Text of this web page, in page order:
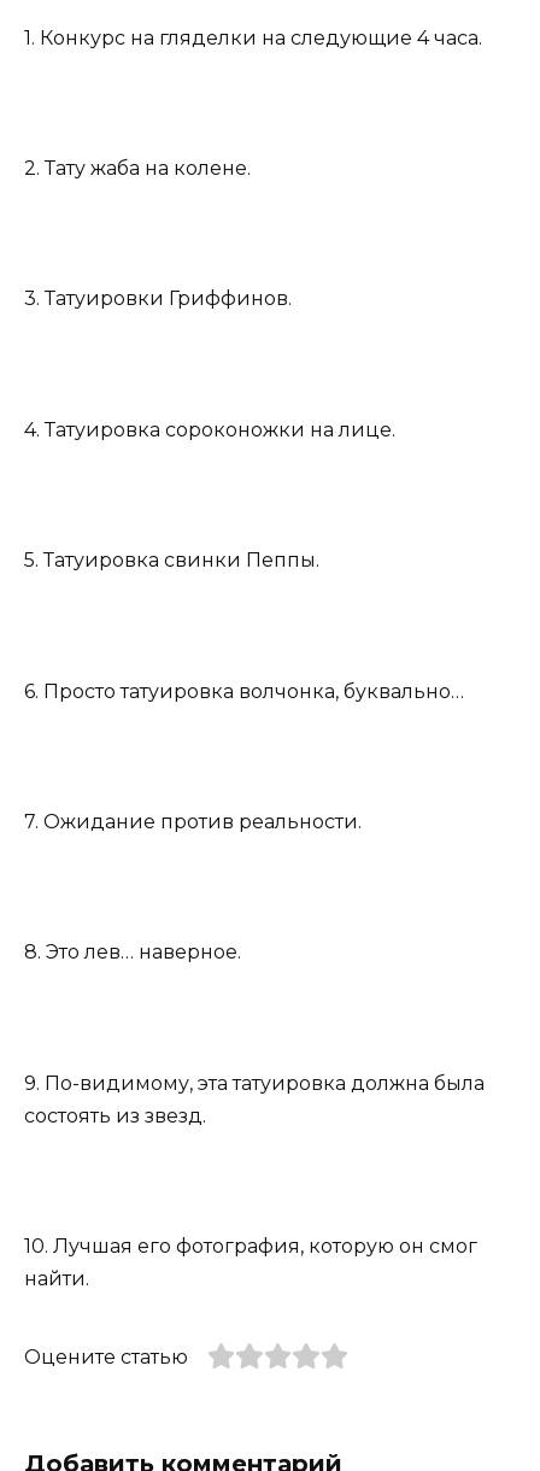
1. Конкурс на гляделки на следующие 4 часа.
2. Тату жаба на колене.
3. Татуировки Гриффинов.
4. Татуировка сороконожки на лице.
5. Татуировка свинки Пеппы.
6. Просто татуировка волчонка, буквально…
7. Ожидание против реальности.
8. Это лев… наверное.
9. По-видимому, эта татуировка должна была
состоять из звезд.
10. Лучшая его фотография, которую он смог
найти.
Оцените статью
Добавить комментарий